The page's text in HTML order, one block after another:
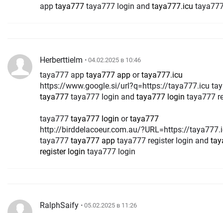
app taya777 taya777 login and taya777.icu
Herberttielm • 04.02.2025 в 10:46
taya777 app taya777 app ortaya777.icu
https://www.google.si/url?q=https://taya777.icu
taya777 taya777 login and taya777 login taya777
taya777 taya777 login ortaya777
http://birddelacoeur.com.au/?URL=https://
taya777 taya777 app taya777 register login and
register login taya777 login
RalphSaify • 05.02.2025 в 11:26